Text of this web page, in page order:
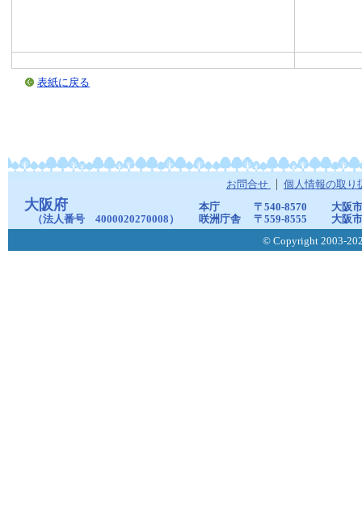
表紙に戻る
お問合せ 個人情報の取り
大阪府
（法人番号 4000020270008）
本庁 〒540-8570
大阪
咲洲庁舎
〒559-8555
大阪
© Copyright 2003-